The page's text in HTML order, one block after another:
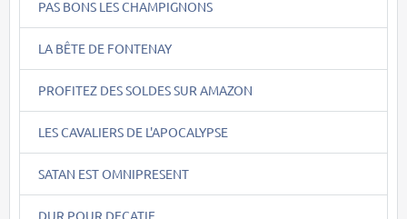
PAS BONS LES CHAMPIGNONS
LA BÊTE DE FONTENAY
PROFITEZ DES SOLDES SUR AMAZON
LES CAVALIERS DE L'APOCALYPSE
SATAN EST OMNIPRESENT
DUR POUR DECATIE